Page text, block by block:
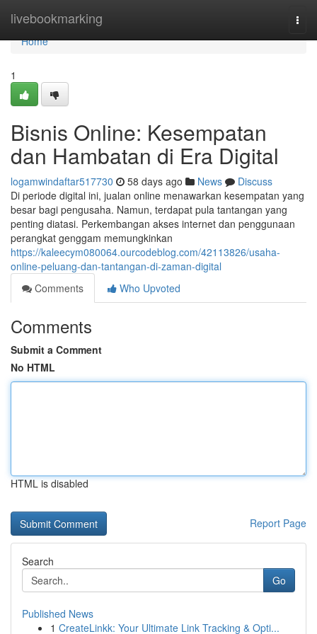
livebookmarking
Home
Home
1
Bisnis Online: Kesempatan
dan Hambatan di Era Digital
logamwindaftar517730 58 days ago News
Discuss
Di periode digital ini, jualan online menawarkan kesempatan yang
besar bagi pengusaha. Namun, terdapat pula tantangan yang
penting diatasi. Perkembangan akses internet dan penggunaan
perangkat genggam memungkinkan
https://kaleecym080064.ourcodeblog.com/42113826/usaha-
online-peluang-dan-tantangan-di-zaman-digital
Comments
Who Upvoted
Comments
Submit a Comment
No HTML
HTML is disabled
Report Page
Search
Go
Published News
1 CreateLinkk: Your Ultimate Link Tracking & Opti...